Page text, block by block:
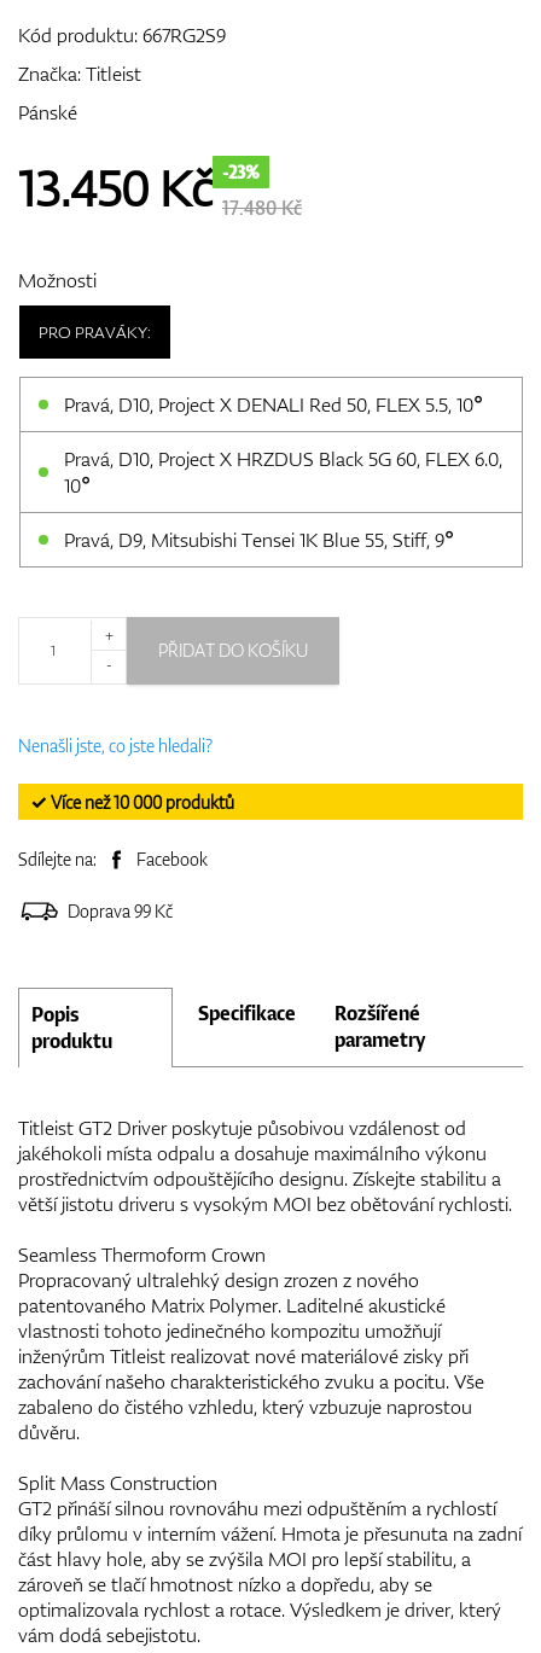
Kód produktu:667RG2S9
Značka:Titleist
Pánské
13.450 Kč -23%
17.480 Kč
Možnosti
PRO PRAVÁKY:
Pravá, D10, Project X DENALI Red 50, FLEX 5.5, 10°
Pravá, D10, Project X HRZDUS Black 5G 60, FLEX 6.0,
10°
Pravá, D9, Mitsubishi Tensei 1K Blue 55, Stiff, 9°
+
-
PŘIDAT DO KOŠÍKU
Nenašli jste, co jste hledali?
✓ Více než 10 000 produktů
Sdílejte na: Facebook
Doprava 99 Kč
Popis
produktu
Specifikace
Rozšířené
parametry
Titleist GT2 Driver poskytuje působivou vzdálenost od
jakéhokoli místa odpalu a dosahuje maximálního výkonu
prostřednictvím odpouštějícího designu. Získejte stabilitu a
větší jistotu driveru s vysokým MOI bez obětování rychlosti.
Seamless Thermoform Crown
Propracovaný ultralehký design zrozen z nového
patentovaného Matrix Polymer. Laditelné akustické
vlastnosti tohoto jedinečného kompozitu umožňují
inženýrům Titleist realizovat nové materiálové zisky při
zachování našeho charakteristického zvuku a pocitu. Vše
zabaleno do čistého vzhledu, který vzbuzuje naprostou
důvěru.
Split Mass Construction
GT2 přináší silnou rovnováhu mezi odpuštěním a rychlostí
díky průlomu v interním vážení. Hmota je přesunuta na zadní
část hlavy hole, aby se zvýšila MOI pro lepší stabilitu, a
zároveň se tlačí hmotnost nízko a dopředu, aby se
optimalizovala rychlost a rotace. Výsledkem je driver, který
vám dodá sebejistotu.